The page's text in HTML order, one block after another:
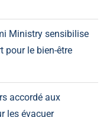
Ministry sensibilise
pour le bien-être
accordé aux
les évacuer